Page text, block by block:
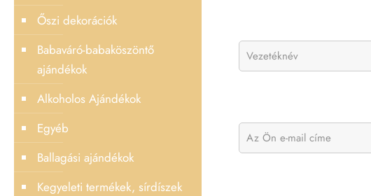
Őszi dekorációk
Babaváró-babaköszöntő
ajándékok
Alkoholos Ajándékok
Egyéb
Ballagási ajándékok
Kegyeleti termékek, sírdíszek